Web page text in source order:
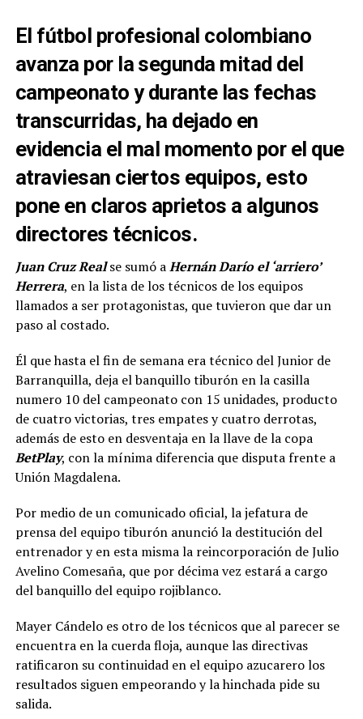
El fútbol profesional colombiano
avanza por la segunda mitad del
campeonato y durante las fechas
transcurridas, ha dejado en
evidencia el mal momento por el que
atraviesan ciertos equipos, esto
pone en claros aprietos a algunos
directores técnicos.
Juan Cruz Realse sumó aHernán Darío el ‘arriero’
Herrera, en la lista de los técnicos de los equipos
llamados a ser protagonistas, que tuvieron que dar un
paso al costado.
Él que hasta el fin de semana era técnico del Junior de
Barranquilla, deja el banquillo tiburón en la casilla
numero 10 del campeonato con 15 unidades, producto
de cuatro victorias, tres empates y cuatro derrotas,
además de esto en desventaja en la llave de la copa
BetPlay, con la mínima diferencia que disputa frente a
Unión Magdalena.
Por medio de un comunicado oficial, la jefatura de
prensa del equipo tiburón anunció la destitución del
entrenador y en esta misma la reincorporación de Julio
Avelino Comesaña, que por décima vez estará a cargo
del banquillo del equipo rojiblanco.
Mayer Cándelo es otro de los técnicos que al parecer se
encuentra en la cuerda floja, aunque las directivas
ratificaron su continuidad en el equipo azucarero los
resultados siguen empeorando y la hinchada pide su
salida.